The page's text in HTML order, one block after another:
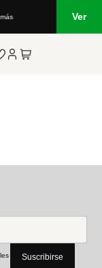
Ver
Suscribirse